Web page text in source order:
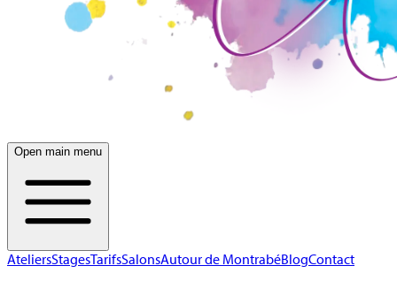
Open main menu
AteliersStagesTarifsSalonsAutour de MontrabéBlogContact